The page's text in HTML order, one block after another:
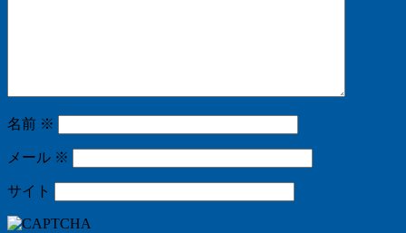
名前 ※
メール ※
サイト